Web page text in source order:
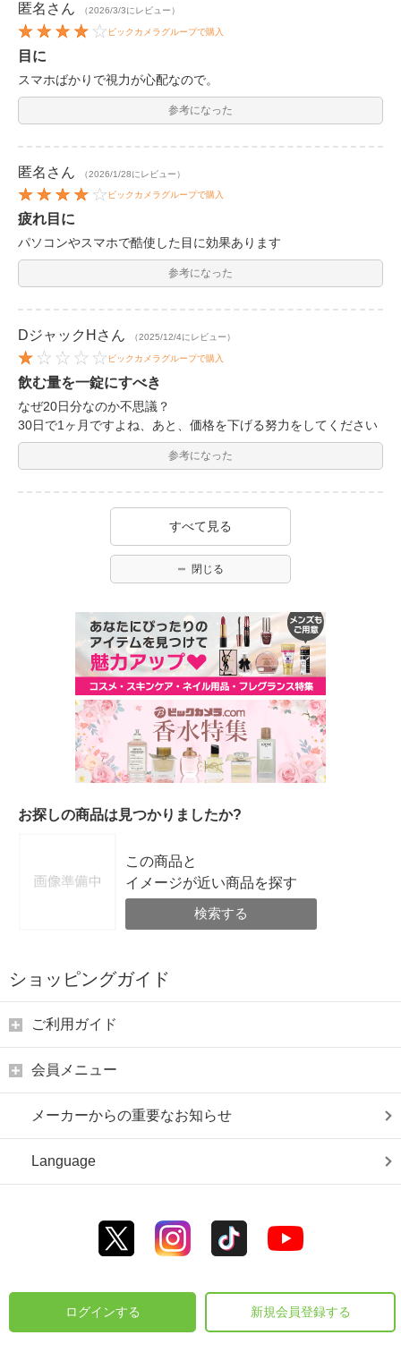
匿名 さん （2026/3/3にレビュー）
ビックカメラグループで購入
目に
スマホばかりで視力が心配なので。
参考になった
匿名 さん （2026/1/28にレビュー）
ビックカメラグループで購入
疲れ目に
パソコンやスマホで酷使した目に効果あります
参考になった
DジャックH さん （2025/12/4にレビュー）
ビックカメラグループで購入
飲む量を一錠にすべき
なぜ20日分なのか不思議？
30日で1ヶ月ですよね、あと、価格を下げる努力をしてください
参考になった
すべて見る
閉じる
お探しの商品は見つかりましたか?
この商品と
イメージが近い商品を探す
検索する
ショッピングガイド
ご利用ガイド
会員メニュー
メーカーからの重要なお知らせ
Language
ログインする 新規会員登録する